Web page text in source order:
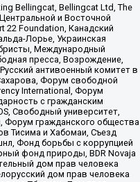
Bellingcat, Bellingcat Ltd, The
и Восточной
Foundation, Канадский
Лорье, Украинская
Международный
пресса, Возрождение,
антивоенный комитет в
Форум свободной
International, Форум
с гражданским
Свободный университет,
Форум гражданского общества
Тисима и Хабомаи, Съезд
Фонд борьбы с коррупцией
фонд природы, BDR Novaja
дом прав человека
дом прав человека